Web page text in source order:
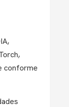
conforme